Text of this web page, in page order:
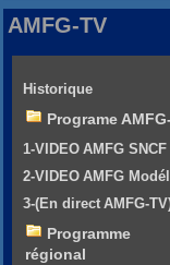
AMFG-TV
Historique
Programe
1-VIDEO AMFG SNCF
2-VIDEO AMFG
3-(En direct AMFG-
Programme
régional